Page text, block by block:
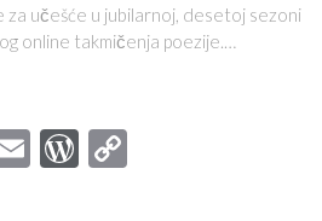
za učešće u jubilarnoj, desetoj sezoni
online takmičenja poezije.…
EmailWordPress